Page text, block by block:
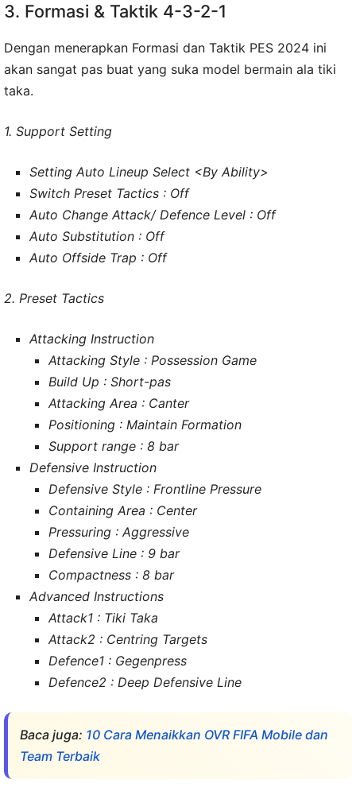
3. Formasi & Taktik 4-3-2-1
Dengan menerapkan Formasi dan Taktik PES 2024 ini
akan sangat pas buat yang suka model bermain ala tiki
taka.
1. Support Setting
Setting Auto Lineup Select <By Ability>
Switch Preset Tactics : Off
Auto Change Attack/ Defence Level : Off
Auto Substitution : Off
Auto Offside Trap : Off
2. Preset Tactics
Attacking Instruction
Attacking Style : Possession Game
Build Up : Short-pas
Attacking Area : Canter
Positioning : Maintain Formation
Support range : 8 bar
Defensive Instruction
Defensive Style : Frontline Pressure
Containing Area : Center
Pressuring : Aggressive
Defensive Line : 9 bar
Compactness : 8 bar
Advanced Instructions
Attack1 : Tiki Taka
Attack2 : Centring Targets
Defence1 : Gegenpress
Defence2 : Deep Defensive Line
Baca juga: 10 Cara Menaikkan OVR FIFA Mobile dan
Team Terbaik